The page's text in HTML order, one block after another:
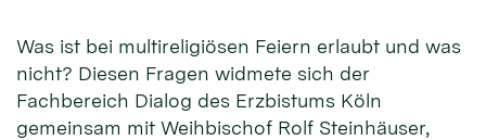
Was ist bei multireligiösen Feiern erlaubt und was
nicht? Diesen Fragen widmete sich der
Fachbereich Dialog des Erzbistums Köln
gemeinsam mit Weihbischof Rolf Steinhäuser,